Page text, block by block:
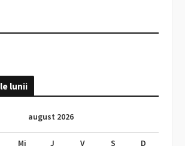
lunii
august 2026
Mi J V S
D